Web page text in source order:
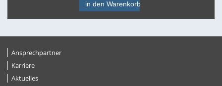
in den Warenkorb
Ansprechpartner
Karriere
Aktuelles